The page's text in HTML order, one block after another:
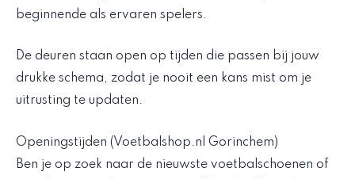
beginnende als ervaren spelers.
De deuren staan open op tijden die passen bij jouw
drukke schema, zodat je nooit een kans mist om je
uitrusting te updaten.
Openingstijden (Voetbalshop.nl Gorinchem)
Ben je op zoek naar de nieuwste voetbalschoenen of